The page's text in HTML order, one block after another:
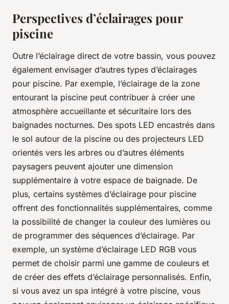
Perspectives d’éclairages pour
piscine
Outre l’éclairage direct de votre bassin, vous pouvez
également envisager d’autres types d’éclairages
pour piscine. Par exemple, l’éclairage de la zone
entourant la piscine peut contribuer à créer une
atmosphère accueillante et sécuritaire lors des
baignades nocturnes. Des spots LED encastrés dans
le sol autour de la piscine ou des projecteurs LED
orientés vers les arbres ou d’autres éléments
paysagers peuvent ajouter une dimension
supplémentaire à votre espace de baignade. De
plus, certains systèmes d’éclairage pour piscine
offrent des fonctionnalités supplémentaires, comme
la possibilité de changer la couleur des lumières ou
de programmer des séquences d’éclairage. Par
exemple, un système d’éclairage LED RGB vous
permet de choisir parmi une gamme de couleurs et
de créer des effets d’éclairage personnalisés. Enfin,
si vous avez un spa intégré à votre piscine, vous